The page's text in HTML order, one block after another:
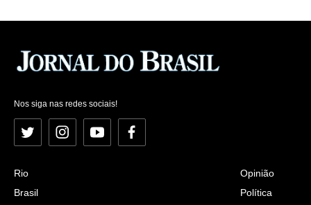
Nos siga nas redes sociais!
Twitter InstagramYouTubeFacebook
Rio
Brasil
Opinião
Política